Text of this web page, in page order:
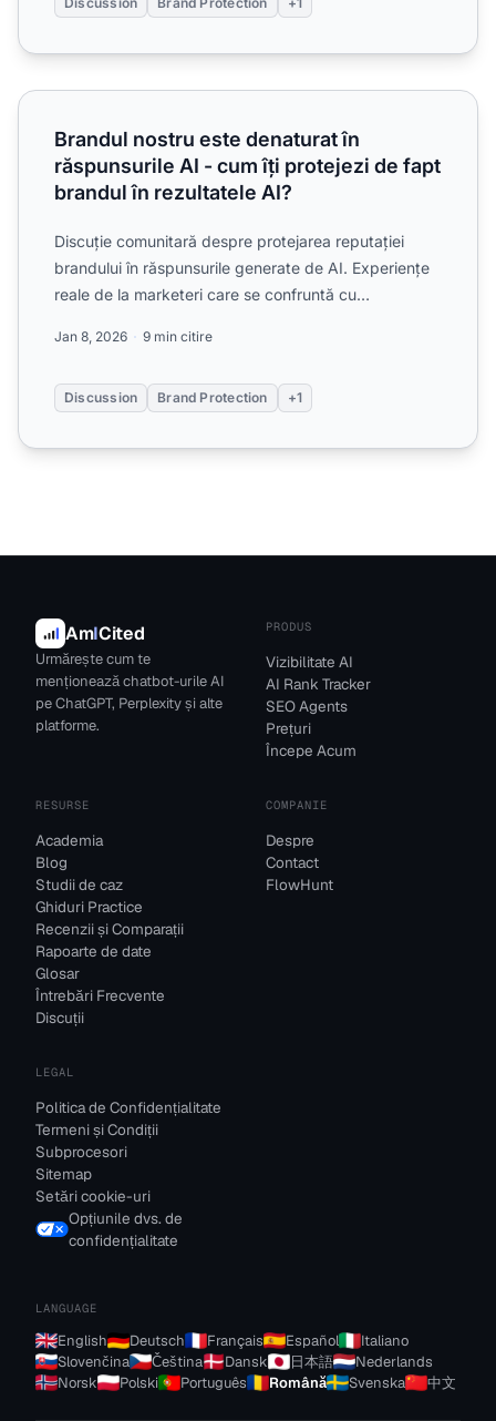
Brandul nostru este denaturat în răspunsurile AI - cum îți
Brandul nostru este denaturat în
răspunsurile AI - cum îți protejezi de fapt
brandul în rezultatele AI?
Discuție comunitară despre protejarea reputației
brandului în răspunsurile generate de AI. Experiențe
reale de la marketeri care se confruntă cu
Jan 8, 2026 9 min citire
Discussion Brand Protection +1
AmICited
Urmărește cum te
menționează chatbot-urile AI
pe ChatGPT, Perplexity și alte
platforme.
PRODUS
Vizibilitate AI
AI Rank Tracker
SEO Agents
Prețuri
Începe Acum
RESURSE
Academia
Blog
Studii de caz
Ghiduri Practice
Recenzii și Comparații
Rapoarte de date
Glosar
Întrebări Frecvente
Discuții
COMPANIE
Despre
Contact
FlowHunt
LEGAL
Politica de Confidențialitate
Termeni și Condiții
Subprocesori
Sitemap
Setări cookie-uri
Opțiunile dvs. de
confidențialitate
LANGUAGE
English Deutsch Français Español
Italiano
Slovenčina
Čeština Dansk 日本語
Nederlands
Norsk
Polski Português Română Svenska 中文